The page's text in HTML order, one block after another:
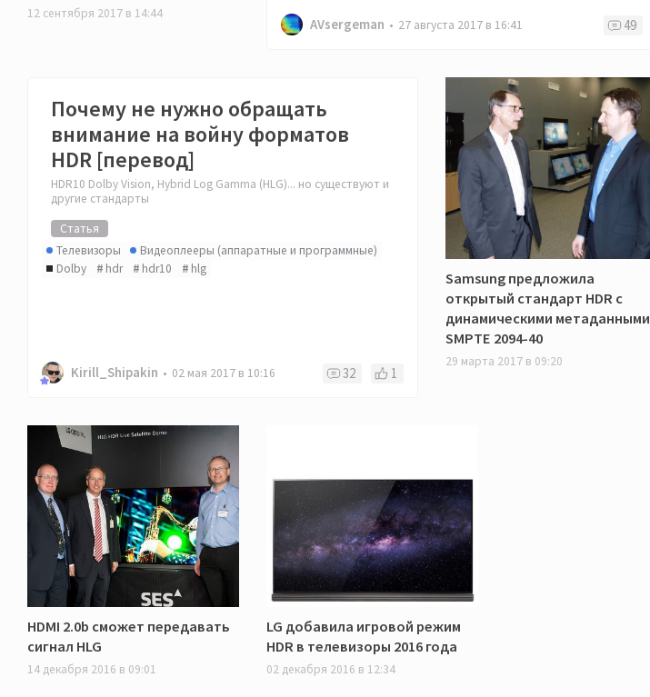
12 сентября 2017 в 14:44
AVsergeman 27 августа 2017 в 16:41 49
Почему не нужно обращать
внимание на войну форматов
HDR [перевод]
HDR10 Dolby Vision, Hybrid Log Gamma (HLG)... но существуют и
другие стандарты
Статья
Телевизоры
Видеоплееры (аппаратные и программные)
Dolby
hdr hdr10 hlg
Kirill_Shipakin 02 мая 2017 в 10:16 32 1
Samsung предложила
открытый стандарт HDR с
динамическими метаданными
SMPTE 2094-40
29 марта 2017 в 09:20
HDMI 2.0b сможет передавать
сигнал HLG
14 декабря 2016 в 09:01
LG добавила игровой режим
HDR в телевизоры 2016 года
02 декабря 2016 в 12:34